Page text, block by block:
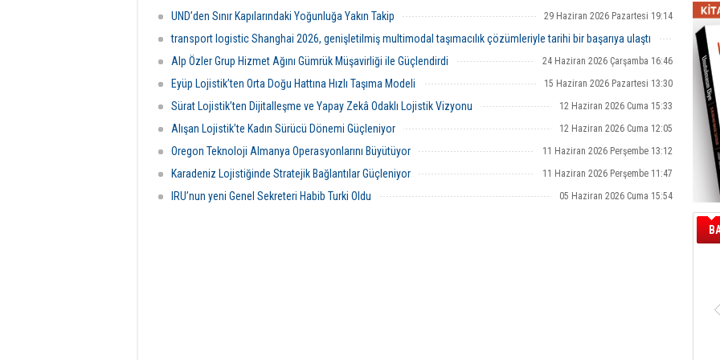
okurlarla buluştu.
UND’den Sınır Kapılarındaki Yoğunluğa Yakın Takip
29 Haziran 2026 Pazartesi 19:14
transport logistic Shanghai 2026, genişletilmiş multimodal taşımacılık çözümleriyle tarihi bir başarıya ulaştı
29 Haziran 2026 Pazartesi 14:08
Alp Özler Grup Hizmet Ağını Gümrük Müşavirliği ile Güçlendirdi 24 Haziran 2026 Çarşamba 16:46
Eyüp Lojistik’ten Orta Doğu Hattına Hızlı Taşıma Modeli 15 Haziran 2026 Pazartesi 13:30
Sürat Lojistik’ten Dijitalleşme ve Yapay Zekâ Odaklı Lojistik Vizyonu 12 Haziran 2026 Cuma 15:33
Alışan Lojistik’te Kadın Sürücü Dönemi Güçleniyor 12 Haziran 2026 Cuma 12:05
Oregon Teknoloji Almanya Operasyonlarını Büyütüyor 11 Haziran 2026 Perşembe 13:12
Karadeniz Lojistiğinde Stratejik Bağlantılar Güçleniyor 11 Haziran 2026 Perşembe 11:47
IRU’nun yeni Genel Sekreteri Habib Turki Oldu 05 Haziran 2026 Cuma 15:54